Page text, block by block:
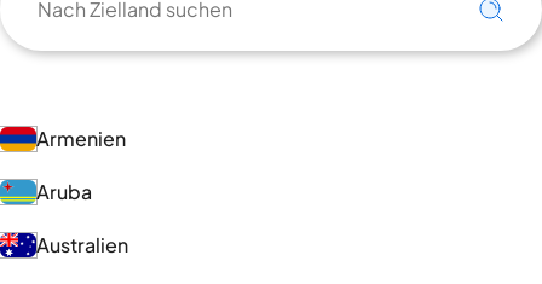
Armenien
Aruba
Australien